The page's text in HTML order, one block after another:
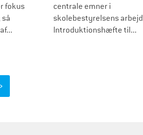
fokus
centrale emner i
skolebestyrelsens
Introduktionshæfte til...